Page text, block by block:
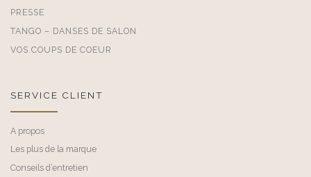
PRESSE
TANGO – DANSES DE SALON
VOS COUPS DE COEUR
SERVICE CLIENT
A propos
Les plus de la marque
Conseils d’entretien